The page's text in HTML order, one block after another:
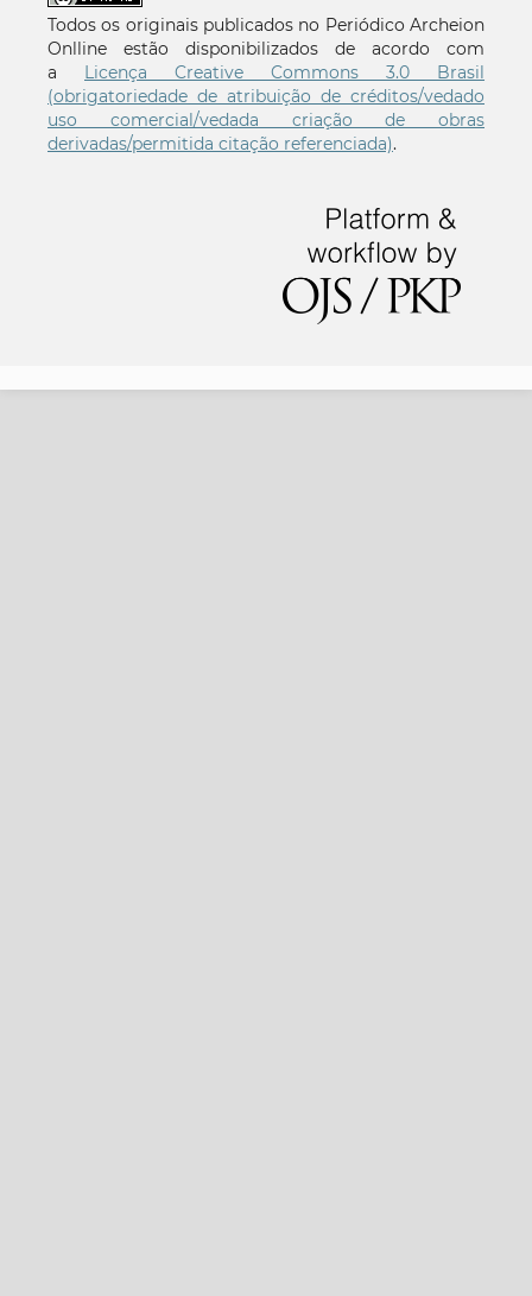
Todos os originais publicados no Periódico Archeion
Onlline estão disponibilizados de acordo com
a Licença Creative Commons 3.0 Brasil
(obrigatoriedade de atribuição de créditos/vedado
uso comercial/vedada criação de obras
derivadas/permitida citação referenciada).